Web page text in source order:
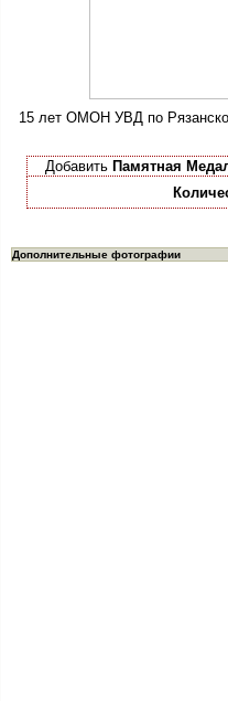
15 лет ОМОН УВД по
Добавить Памятная
Дополнительные фотографии